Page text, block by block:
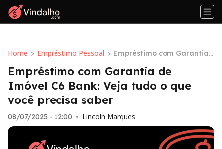
Home > Empréstimo Pessoal > Empréstimo com Garantia
de Imóvel C6 Bank: Veja tu
do o que você precisa sabe
r
Empréstimo com Garantia de
Imóvel C6 Bank: Veja tudo o que
você precisa saber
08/07/2025 - 12:00 • Lincoln Marques